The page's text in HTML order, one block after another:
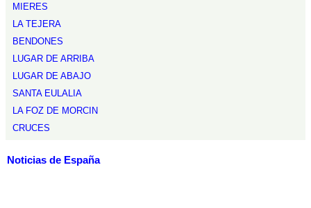
MIERES
LA TEJERA
BENDONES
LUGAR DE ARRIBA
LUGAR DE ABAJO
SANTA EULALIA
LA FOZ DE MORCIN
CRUCES
Noticias de España